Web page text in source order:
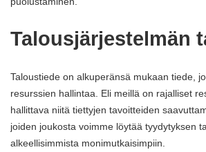
Talousjärjestelmän
Taloustiede on alkuperänsä mukaan tiede,
resurssien hallintaa. Eli meillä on rajalliset
hallittava niitä tiettyjen tavoitteiden
joiden joukosta voimme löytää tyydytyksen
alkeellisimmista monimutkaisimpiin.